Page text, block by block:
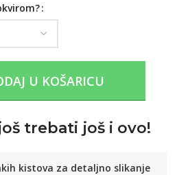
U KOŠARICU
trebati još i ovo!
kistova za detaljno slikanje